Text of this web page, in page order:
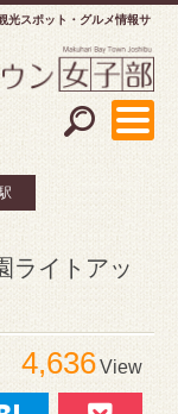
光スポット・グルメ情報サ
ライトアッ
4,636View